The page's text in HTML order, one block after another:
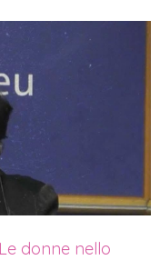
donne nello